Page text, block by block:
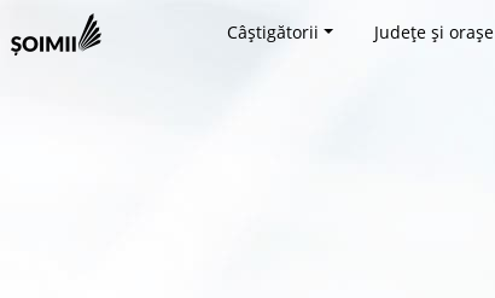
Câștigătorii Județe și orașe